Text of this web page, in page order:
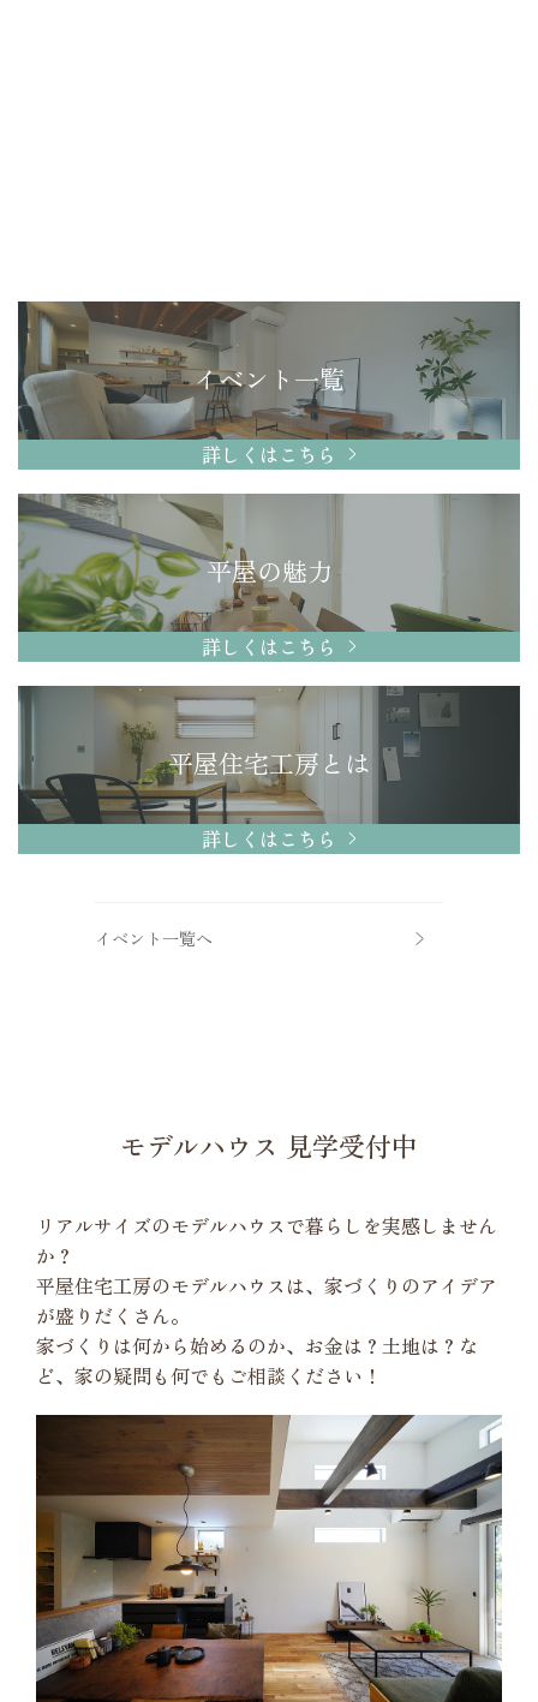
イベント一覧
詳しくはこちら
平屋の魅力
詳しくはこちら
平屋住宅工房とは
詳しくはこちら
イベント一覧へ
モデルハウス 見学受付中
リアルサイズのモデルハウスで暮らしを実感しません
か？
平屋住宅工房のモデルハウスは、家づくりのアイデア
が盛りだくさん。
家づくりは何から始めるのか、お金は？土地は？な
ど、家の疑問も何でもご相談ください！